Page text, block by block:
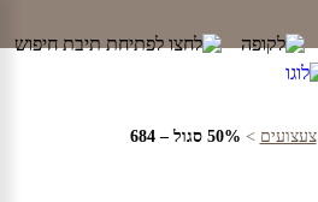
צעצועים > 50% סגול – 684